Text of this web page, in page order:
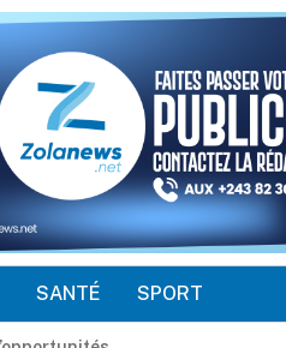
SANTÉ SPORT